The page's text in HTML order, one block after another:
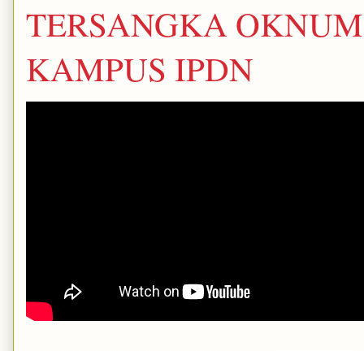
TERSANGKA
KAMPUS IPDN